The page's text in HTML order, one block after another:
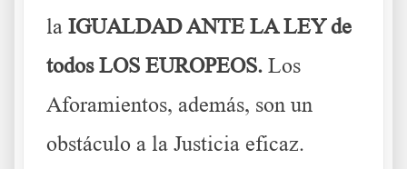
la IGUALDAD ANTE LA LEY de
todos LOS EUROPEOS. Los
Aforamientos, además, son un
obstáculo a la Justicia eficaz.